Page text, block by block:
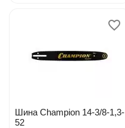
Шина Champion 14-3/8-1,3-
52